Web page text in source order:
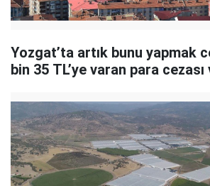
Yozgat’ta artık bunu yapmak
bin 35 TL’ye varan para cezası